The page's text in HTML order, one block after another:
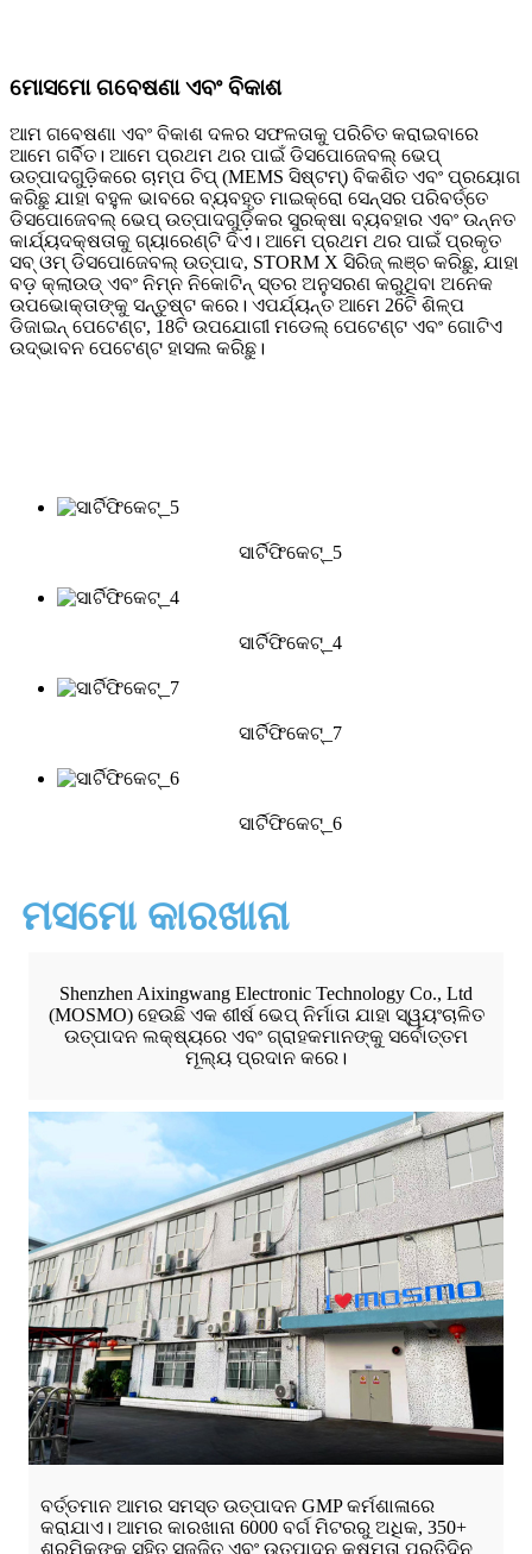
ମୋସମୋ ଗବେଷଣା ଏବଂ ବିକାଶ
ଆମ ଗବେଷଣା ଏବଂ ବିକାଶ ଦଳର ସଫଳତାକୁ ପରିଚିତ କରାଇବାରେ
ଆମେ ଗର୍ବିତ। ଆମେ ପ୍ରଥମ ଥର ପାଇଁ ଡିସପୋଜେବଲ୍ ଭେପ୍
ଉତ୍ପାଦଗୁଡ଼ିକରେ ଚାମ୍ପ ଚିପ୍ (MEMS ସିଷ୍ଟମ୍) ବିକଶିତ ଏବଂ ପ୍ରୟୋଗ
କରିଛୁ ଯାହା ବହୁଳ ଭାବରେ ବ୍ୟବହୃତ ମାଇକ୍ରୋ ସେନ୍ସର ପରିବର୍ତ୍ତେ
ଡିସପୋଜେବଲ୍ ଭେପ୍ ଉତ୍ପାଦଗୁଡ଼ିକର ସୁରକ୍ଷା ବ୍ୟବହାର ଏବଂ ଉନ୍ନତ
କାର୍ଯ୍ୟଦକ୍ଷତାକୁ ଗ୍ୟାରେଣ୍ଟି ଦିଏ। ଆମେ ପ୍ରଥମ ଥର ପାଇଁ ପ୍ରକୃତ
ସବ୍ ଓମ୍ ଡିସପୋଜେବଲ୍ ଉତ୍ପାଦ, STORM X ସିରିଜ୍ ଲଞ୍ଚ କରିଛୁ, ଯାହା
ବଡ଼ କ୍ଲାଉଡ୍ ଏବଂ ନିମ୍ନ ନିକୋଟିନ୍ ସ୍ତର ଅନୁସରଣ କରୁଥିବା ଅନେକ
ଉପଭୋକ୍ତାଙ୍କୁ ସନ୍ତୁଷ୍ଟ କରେ। ଏପର୍ଯ୍ୟନ୍ତ ଆମେ 26ଟି ଶିଳ୍ପ
ଡିଜାଇନ୍ ପେଟେଣ୍ଟ, 18ଟି ଉପଯୋଗୀ ମଡେଲ୍ ପେଟେଣ୍ଟ ଏବଂ ଗୋଟିଏ
ଉଦ୍ଭାବନ ପେଟେଣ୍ଟ ହାସଲ କରିଛୁ।
ସାର୍ଟିଫିକେଟ୍_5
ସାର୍ଟିଫିକେଟ୍_4
ସାର୍ଟିଫିକେଟ୍_7
ସାର୍ଟିଫିକେଟ୍_6
ମସମୋ କାରଖାନା
Shenzhen Aixingwang Electronic Technology Co., Ltd
(MOSMO) ହେଉଛି ଏକ ଶୀର୍ଷ ଭେପ୍ ନିର୍ମାତା ଯାହା ସ୍ୱୟଂଚାଳିତ
ଉତ୍ପାଦନ ଲକ୍ଷ୍ୟରେ ଏବଂ ଗ୍ରାହକମାନଙ୍କୁ ସର୍ବୋତ୍ତମ
ମୂଲ୍ୟ ପ୍ରଦାନ କରେ।
ବର୍ତ୍ତମାନ ଆମର ସମସ୍ତ ଉତ୍ପାଦନ GMP କର୍ମଶାଳାରେ
କରାଯାଏ। ଆମର କାରଖାନା 6000 ବର୍ଗ ମିଟରରୁ ଅଧିକ, 350+
ଶ୍ରମିକଙ୍କ ସହିତ ସଜ୍ଜିତ ଏବଂ ଉତ୍ପାଦନ କ୍ଷମତା ପ୍ରତିଦିନ